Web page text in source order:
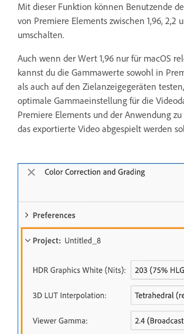
Mit dieser Funktion können Benutzende
von Premiere Elements zwischen 1,96, 2,2
umschalten.
Auch wenn der Wert 1,96 nur für macOS
kannst du die Gammawerte sowohl in
als auch auf den Zielanzeigegeräten
optimale Gammaeinstellung für die
Premiere Elements und der Anwendung
das exportierte Video abgespielt werden